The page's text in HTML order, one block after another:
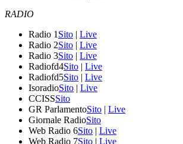
RADIO
Radio 1 Sito | Live
Radio 2Sito | Live
Radio 3Sito | Live
Radiofd4Sito | Live
Radiofd5Sito | Live
IsoradioSito | Live
CCISSSito
GR ParlamentoSito | Live
Giornale RadioSito
Web Radio 6Sito | Live
Web Radio 7Sito | Live